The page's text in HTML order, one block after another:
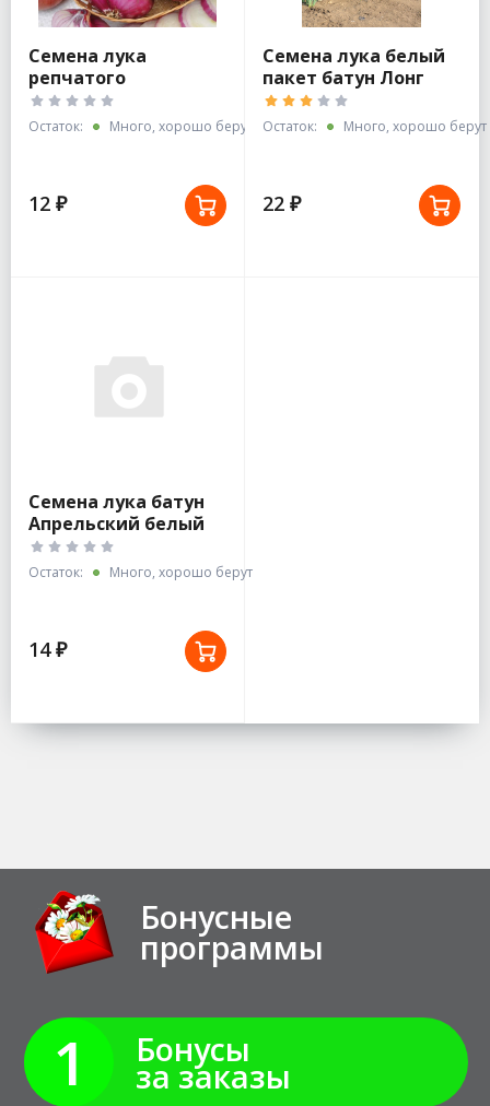
Семена лука
репчатого
Даниловского белый
пакет
Остаток: Много, хорошо берут
12 ₽
Семена лука белый
пакет батун Лонг
Токио 1г
Остаток: Много, хорошо берут
22 ₽
Семена лука батун
Апрельский белый
пакет Гавриш
Остаток: Много, хорошо берут
14 ₽
Бонусные
программы
1 Бонусы
за заказы